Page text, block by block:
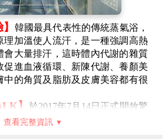
韓國最具代表性的傳統蒸氣浴，
理加溫使人流汗，是一種強調高熱
會大量排汗，這時體內代謝的雜質
促進血液循環、新陳代謝、養顏美
中的角質及脂肪及皮膚美容都有很
】
於2017年7月14日正式開放驚
，展望台上有三個方向的天空步
查看完整資訊